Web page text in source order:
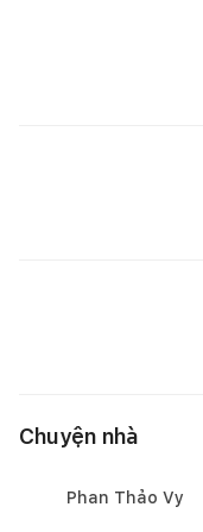
Chuyện nhà
Phan Thảo Vy